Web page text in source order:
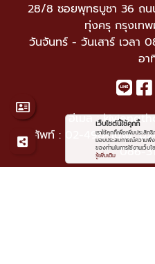
28/8 ซอยพุทธบูชา 36 ถน
ทุ่งครุ กรุงเท
วันจันทร์ - วันเสาร์ เวลา
อา
อีเมล :
โทรศัพท์ :
02-490-1616,
086-
เว็บไซต์นี้ใช้คุกกี้
เราใช้คุกกี้เพื่อเพิ่มประสิทธิ
มอบประสบการณ์ความพึ
ของท่านในการใช้งานเว็บไ
รู้เพิ่มเติม